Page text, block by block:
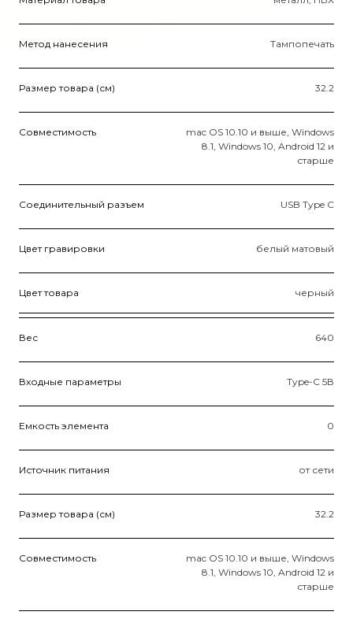
Метод нанесения Тампопечать
Размер товара (см) 32.2
Совместимость
mac OS 10.10 и выше, Windows
8.1, Windows 10, Android 12 и
старше
Соединительный разъем USB Type C
Цвет гравировки белый матовый
Цвет товара черный
Вес 640
Входные параметры Type-C 5В
Емкость элемента 0
Источник питания от сети
Размер товара (см) 32.2
Совместимость
mac OS 10.10 и выше, Windows
8.1, Windows 10, Android 12 и
старше